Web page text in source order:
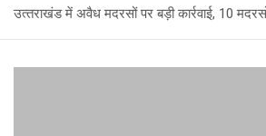
उत्‍तराखंड में अवैध मदरसों पर बड़ी कार्रवाई, 10